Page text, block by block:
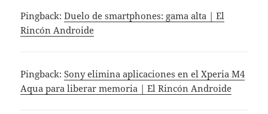
Pingback:Duelo de smartphones: gama alta | El
Rincón Androide
Pingback:Sony elimina aplicaciones en el Xperia M4
Aqua para liberar memoria | El Rincón Androide